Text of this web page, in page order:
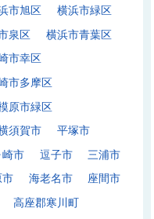
市旭区
横浜市緑区
泉区
横浜市青葉区
市幸区
市多摩区
原市緑区
須賀市
平塚市
崎市 逗子市
三浦市
市 海老名市
座間市
高座郡寒川町